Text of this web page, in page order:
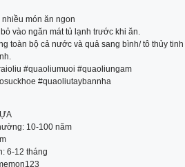
món ăn ngon
vào ngăn mát tủ lạnh trước khi ăn.
toàn bộ cả nước và quả sang bình/ tô thủy tinh
#quaoliumuoi #quaoliungam
#quaoliutaybannha
10-100 năm
6-12 tháng